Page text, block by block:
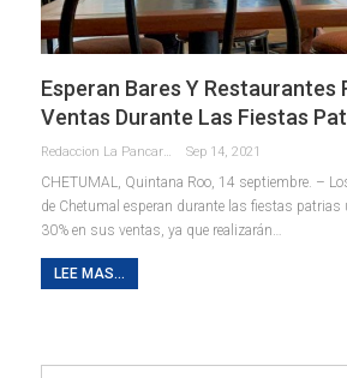
Esperan Bares Y Restaurantes
Ventas Durante Las Fiestas
Redaccion La Pancarta De Quintana Roo Sep 14, 2021
CHETUMAL, Quintana Roo, 14 septiembre. –
de Chetumal esperan durante las fiestas patrias
30% en sus ventas, ya que realizarán…
LEE MAS...